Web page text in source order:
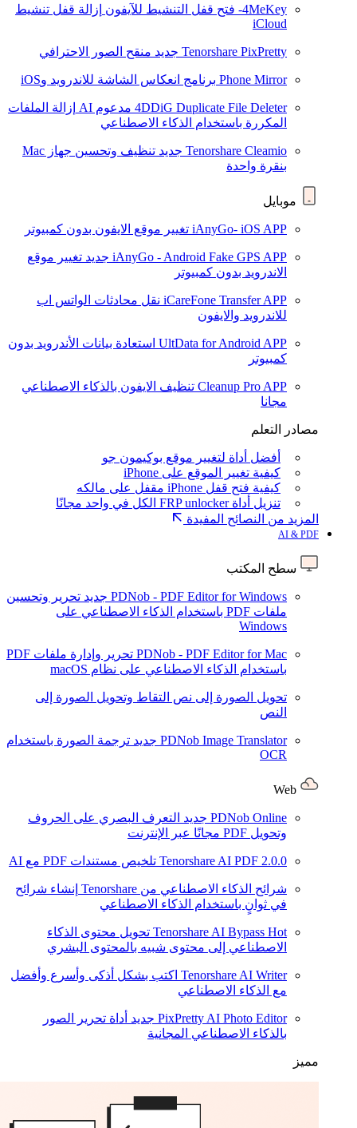
4MeKey- فتح قفل التنشيط للآيفون
إزالة قفل تنشيط
iCloud
Tenorshare PixPretty جديد منقح الصور الاحترافي
Phone Mirror برنامج انعكاس الشاشة للاندرويد وiOS
4DDiG Duplicate File Deleter مدعوم AI
إزالة الملفات
المكررة باستخدام الذكاء الاصطناعي
Tenorshare Cleamio جديد
تنظيف وتحسين جهاز Mac
بنقرة واحدة
موبايل
iAnyGo- iOS APP تغيير موقع الايفون بدون كمبيوتر
iAnyGo - Android Fake GPS APP جديد تغيير موقع
الاندرويد بدون كمبيوتر
iCareFone Transfer APP نقل محادثات الواتس اب
للاندرويد والايفون
UltData for Android APP استعادة بيانات الأندرويد بدون
كمبيوتر
Cleanup Pro APP تنظيف الايفون بالذكاء الاصطناعي
مجانا
مصادر التعلم
أفضل أداة لتغيير موقع بوكيمون جو
كيفية تغيير الموقع على iPhone
كيفية فتح قفل iPhone مقفل على مالكه
تنزيل أداة FRP unlocker الكل في واحد مجانًا
المزيد من النصائح المفيدة
AI & PDF
سطح المكتب
PDNob - PDF Editor for Windows جديد تحرير وتحسين
ملفات PDF باستخدام الذكاء الاصطناعي على
Windows
PDNob - PDF Editor for Mac
تحرير وإدارة ملفات PDF
باستخدام الذكاء الاصطناعي على نظام macOS
تحويل الصورة إلى نص التقاط وتحويل الصورة إلى
النص
PDNob Image Translator جديد ترجمة الصورة باستخدام
OCR
PDNob Online جديد التعرف البصري على الحروف
وتحويل PDF مجانًا عبر الإنترنت
Tenorshare AI PDF 2.0.0 تلخيص مستندات PDF مع AI
شرائح الذكاء الاصطناعي من Tenorshare
إنشاء شرائح
في ثوانٍ باستخدام الذكاء الاصطناعي
Tenorshare AI Bypass Hot
تحويل محتوى الذكاء
الاصطناعي إلى محتوى شبيه بالمحتوى البشري
Tenorshare AI Writer اكتب بشكل أذكى وأسرع وأفضل
مع الذكاء الاصطناعي
PixPretty AI Photo Editor جديد أداة تحرير الصور
بالذكاء الاصطناعي المجانية
مميز